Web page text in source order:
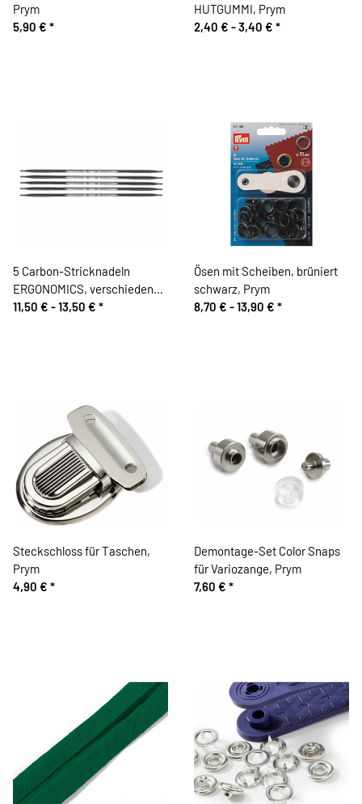
Prym
5,90 € *
HUTGUMMI, Prym
2,40 € -3,40 € *
5 Carbon-Stricknadeln
ERGONOMICS, verschiedene
Stärken, Prym
11,50 € -13,50 € *
Ösen mit Scheiben, brüniert
schwarz, Prym
8,70 € -13,90 € *
Steckschloss für Taschen,
Prym
4,90 € *
Demontage-Set Color Snaps
für Variozange, Prym
7,60 € *